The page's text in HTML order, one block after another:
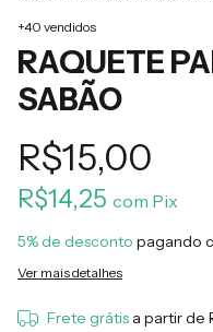
+40 vendidos
RAQUETE
SABÃO
R$15,00
R$14,25 com Pix
5% de desconto pagando
Ver mais detalhes
Frete grátis a partir de